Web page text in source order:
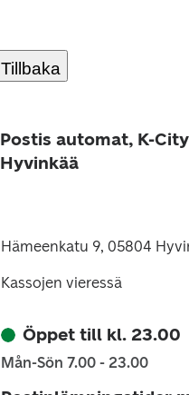
Tillbaka
Postis automat, K-
Hyvinkää
Hämeenkatu 9, 05804
Kassojen vieressä
Öppet till kl. 23.00
Mån-Sön 7.00 - 23.00